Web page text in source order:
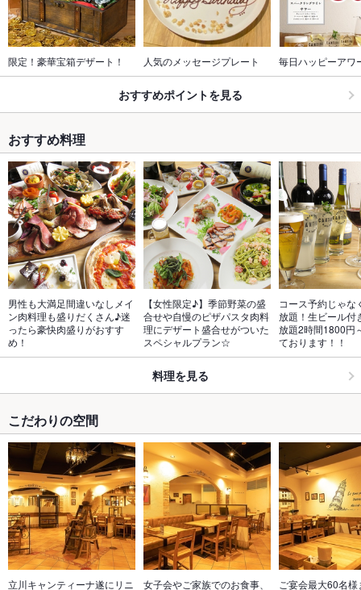
限定！豪華宝箱デザート！ 人気のメッセージプレート 毎日ハッピーアワ
おすすめポイントを見る
おすすめ料理
男性も大満足間違いなしメイ
ン肉料理も盛りだくさん♪迷
ったら豪快肉盛りがおすす
め！
【女性限定♪】季節野菜の盛
合せや自慢のピザパスタ肉料
理にデザート盛合せがついた
スペシャルプラン☆
コース予約じゃな
放題！生ビール付
放題2時間1800円
ております！！
料理を見る
こだわりの空間
立川キャンティーナ遂にリニ 女子会やご家族でのお食事、 ご宴会最大60名